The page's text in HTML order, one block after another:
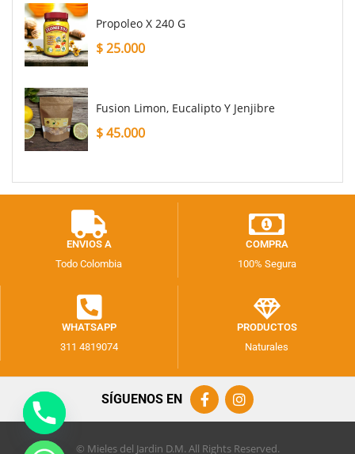
Propoleo X 240 G
$25.000
Fusion Limon, Eucalipto Y Jenjibre
$45.000
ENVIOS A
Todo Colombia
COMPRA
100% Segura
WHATSAPP
311 4819074
PRODUCTOS
Naturales
SÍGUENOS EN
© Mieles del Jardin D.M. All Rights Reserved.